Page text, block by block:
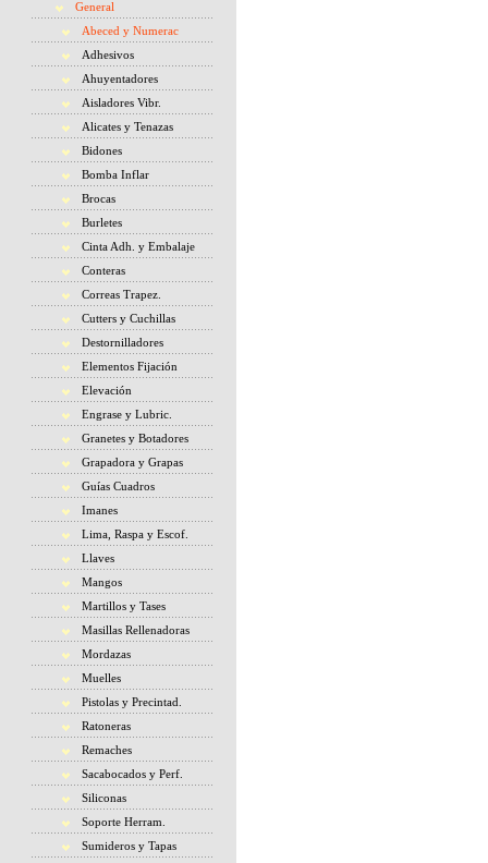
General
Abeced y Numerac
Adhesivos
Ahuyentadores
Aisladores Vibr.
Alicates y Tenazas
Bidones
Bomba Inflar
Brocas
Burletes
Cinta Adh. y Embalaje
Conteras
Correas Trapez.
Cutters y Cuchillas
Destornilladores
Elementos Fijación
Elevación
Engrase y Lubric.
Granetes y Botadores
Grapadora y Grapas
Guías Cuadros
Imanes
Lima, Raspa y Escof.
Llaves
Mangos
Martillos y Tases
Masillas Rellenadoras
Mordazas
Muelles
Pistolas y Precintad.
Ratoneras
Remaches
Sacabocados y Perf.
Siliconas
Soporte Herram.
Sumideros y Tapas